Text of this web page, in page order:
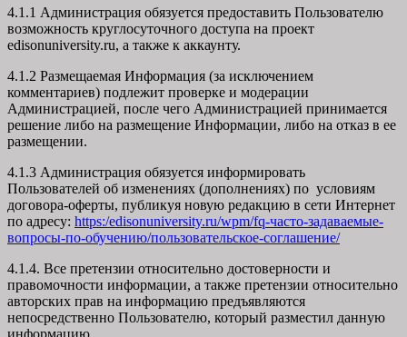
4.1.1 Администрация обязуется предоставить Пользователю
возможность круглосуточного доступа на проект
edisonuniversity.ru, а также к аккаунту.
4.1.2 Размещаемая Информация (за исключением
комментариев) подлежит проверке и модерации
Администрацией, после чего Администрацией принимается
решение либо на размещение Информации, либо на отказ в ее
размещении.
4.1.3 Администрация обязуется информировать
Пользователей об изменениях (дополнениях) по условиям
договора-оферты, публикуя новую редакцию в сети Интернет
по адресу: https:/edisonuniversity.ru/wpm/fq-часто-задаваемые-
вопросы-по-обучению/пользовательское-соглашение/
4.1.4. Все претензии относительно достоверности и
правомочности информации, а также претензии относительно
авторских прав на информацию предъявляются
непосредственно Пользователю, который разместил данную
информацию.